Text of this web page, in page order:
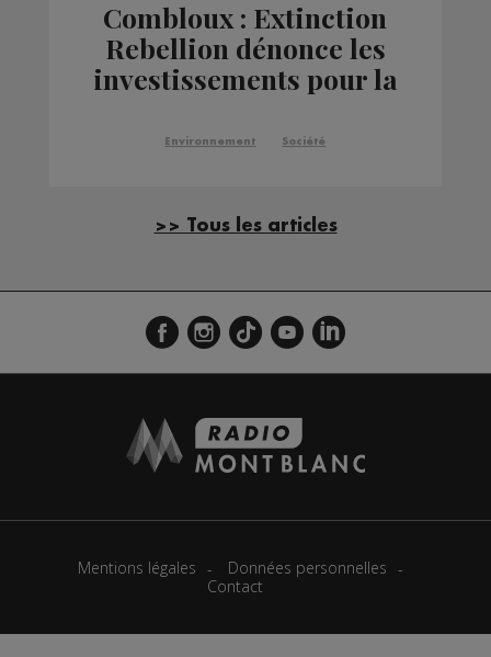
Combloux : Extinction
Rebellion dénonce les
investissements pour la
Environnement Société
>> Tous les articles
Mentions légales
Données personnelles
Contact